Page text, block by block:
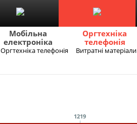
Мобільна
електроніка
Оргтехніка
телефонія
Оргтехніка телефонія Витратні матеріали
1219